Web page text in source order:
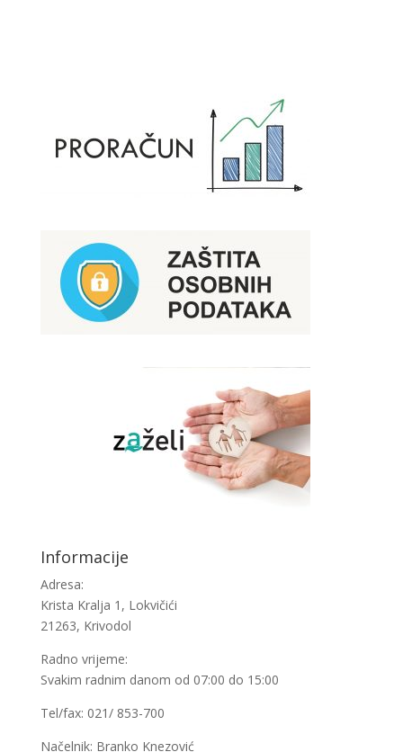
Informacije
Adresa:
Krista Kralja 1, Lokvičići
21263, Krivodol
Radno vrijeme:
Svakim radnim danom od 07:00 do 15:00
Tel/fax: 021/ 853-700
Načelnik: Branko Knezović